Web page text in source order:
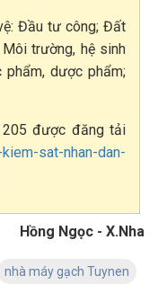
Đầu tư công; Đất
trường, hệ sinh
dược phẩm;
205 được đăng tải
sat-nhan-dan-
Hồng Ngọc - X.Nha
nhà máy gạch Tuynen